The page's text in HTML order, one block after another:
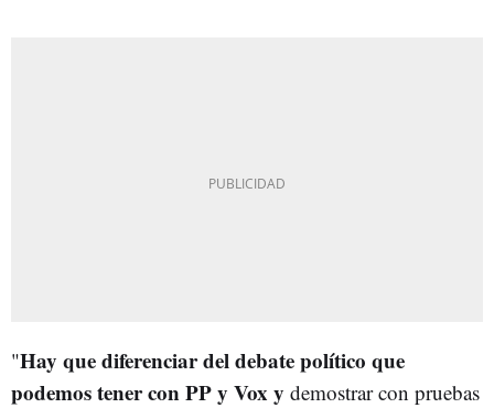
"Hay que diferenciar del debate político que
podemos tener con PP y Vox y demostrar con pruebas